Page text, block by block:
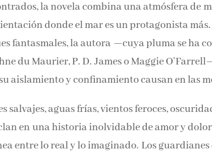
la novela combina una atmósfera
donde el mar es un protagonista
fantasmales, la autora —cuya pluma se ha
du Maurier, P. D. James o Maggie
aislamiento y confinamiento causan en las
salvajes, aguas frías, vientos feroces,
en una historia inolvidable de amor y
entre lo real y lo imaginado. Los